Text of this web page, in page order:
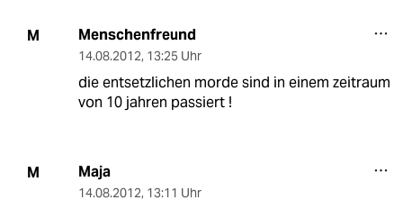
M Menschenfreund
14.08.2012, 13:25 Uhr
die entsetzlichen morde sind in einem zeitraum
von 10 jahren passiert !
M Maja
14.08.2012, 13:11 Uhr